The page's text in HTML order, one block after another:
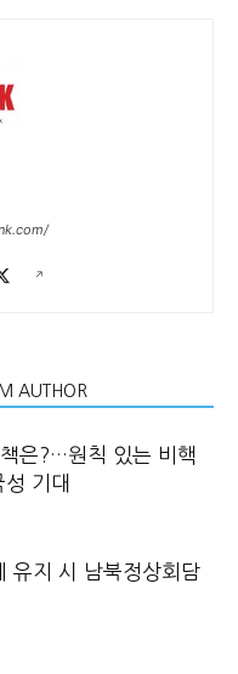
AUTHOR
은?…원칙 있는 비핵
기대
유지 시 남북정상회담